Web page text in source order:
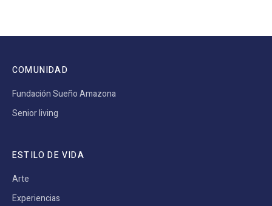
COMUNIDAD
Fundación Sueño Amazona
Senior living
ESTILO DE VIDA
Arte
Experiencias